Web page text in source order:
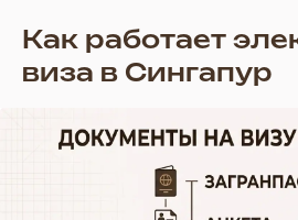
Как работает
виза в Сингапур